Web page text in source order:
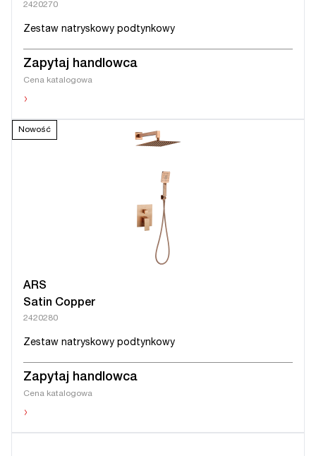
2420270
Zestaw natryskowy podtynkowy
Zapytaj handlowca
Cena katalogowa
›
Nowość
ARS
Satin Copper
2420280
Zestaw natryskowy podtynkowy
Zapytaj handlowca
Cena katalogowa
›